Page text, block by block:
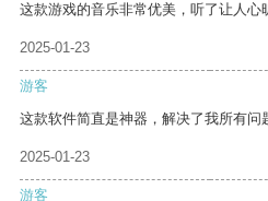
这款游戏的音乐非常优美，听了让人心
2025-01-23
游客
这款软件简直是神器，解决了我所有问
2025-01-23
游客